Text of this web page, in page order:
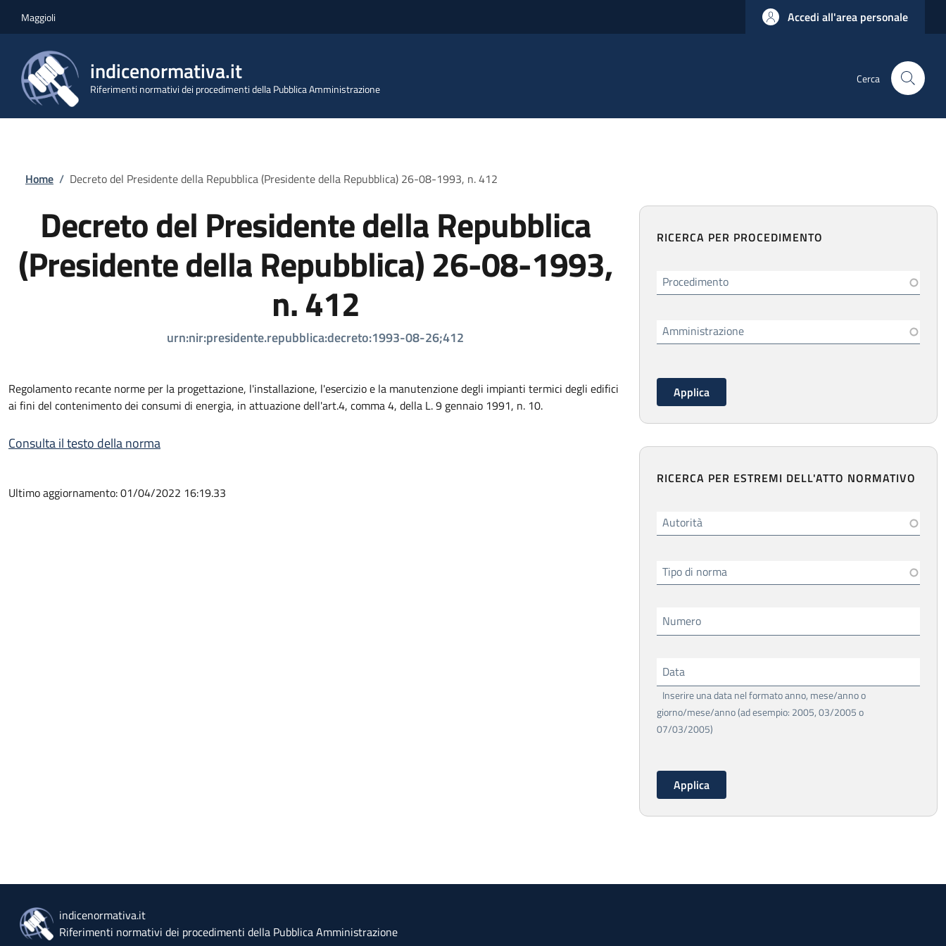
Maggioli Accedi all'area personale
indicenormativa.it
Riferimenti normativi dei procedimenti della Pubblica Amministrazione
Cerca
Briciole di pane
Home / Decreto del Presidente della Repubblica (Presidente della Repubblica) 26-08-1993, n. 412
Decreto del Presidente della Repubblica
(Presidente della Repubblica) 26-08-1993,
n. 412
urn:nir:presidente.repubblica:decreto:1993-08-26;412
Regolamento recante norme per la progettazione, l'installazione, l'esercizio e la manutenzione degli impianti termici degli edifici
ai fini del contenimento dei consumi di energia, in attuazione dell'art.4, comma 4, della L. 9 gennaio 1991, n. 10.
Consulta il testo della norma
Ultimo aggiornamento: 01/04/2022 16:19.33
RICERCA PER PROCEDIMENTO
Procedimento
Amministrazione
RICERCA PER ESTREMI DELL'ATTO NORMATIVO
Autorità
Tipo di norma
Numero
Data
Inserire una data nel formato anno, mese/anno o
giorno/mese/anno (ad esempio: 2005, 03/2005 o
07/03/2005)
indicenormativa.it
Riferimenti normativi dei procedimenti della Pubblica Amministrazione